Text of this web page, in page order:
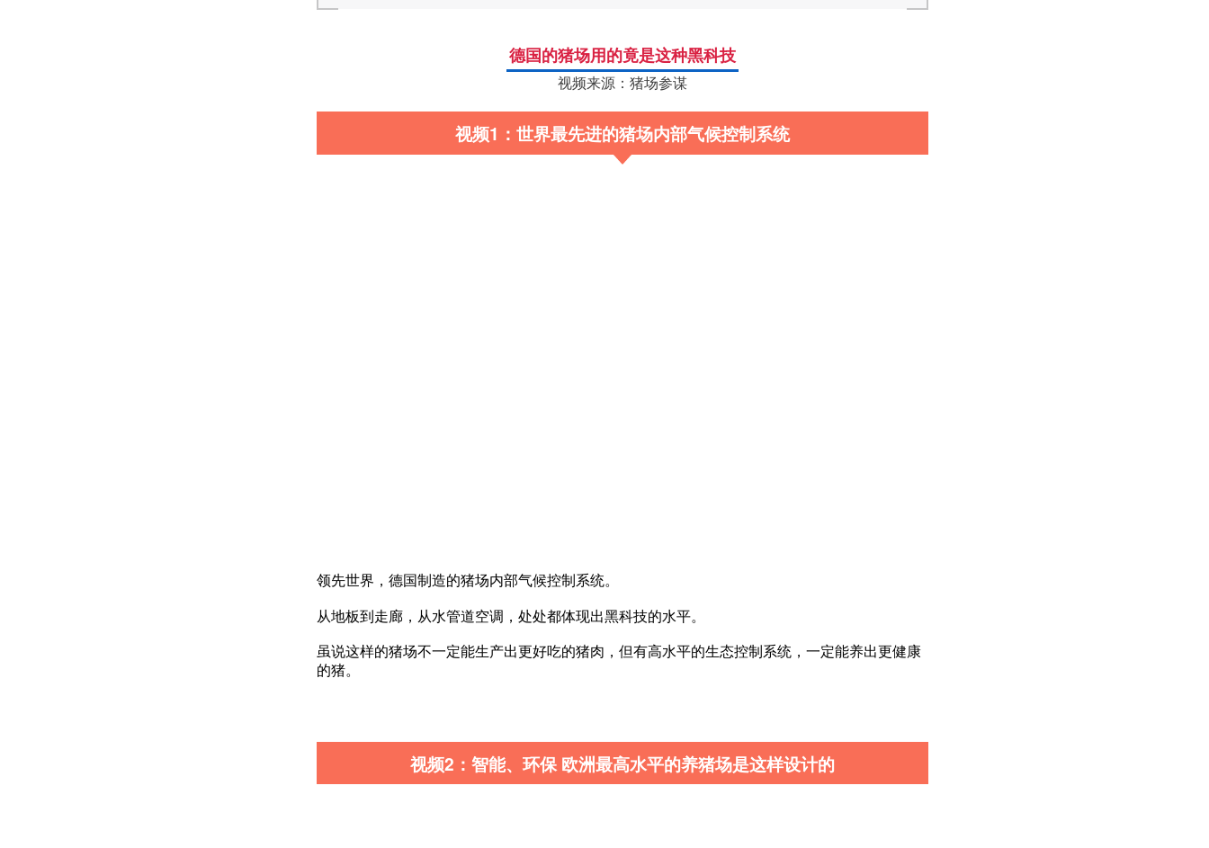
德国的猪场用的竟是这种黑科技
视频来源：猪场参谋
视频1：世界最先进的猪场内部气候控制系统
领先世界，德国制造的猪场内部气候控制系统。
从地板到走廊，从水管道空调，处处都体现出黑科技的水平。
虽说这样的猪场不一定能生产出更好吃的猪肉，但有高水平的生态控制系统，一定能养出更健康
的猪。
视频2：智能、环保 欧洲最高水平的养猪场是这样设计的